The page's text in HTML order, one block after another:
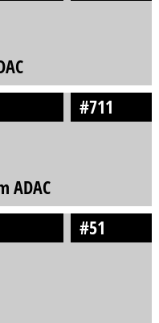
#711
ADAC
#51